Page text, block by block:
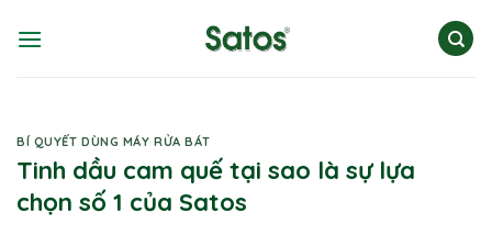
BÍ QUYẾT DÙNG MÁY RỬA BÁT
Tinh dầu cam quế tại sao là sự lựa
chọn số 1 của Satos